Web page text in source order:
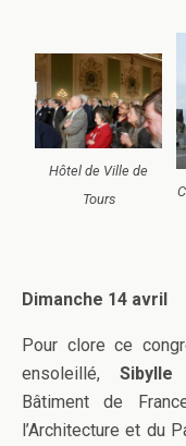
Hôtel de Ville de
Tours
Dimanche 14 avril
Pour clore ce
ensoleillé, Sibylle
Bâtiment de
l’Architecture et du